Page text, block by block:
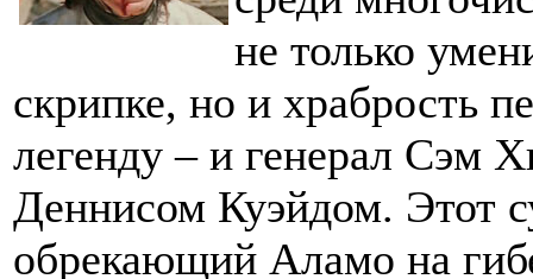
не только
скрипке, но и храбрость
легенду – и генерал Сэм
Деннисом Куэйдом. Этот
обрекающий Аламо на